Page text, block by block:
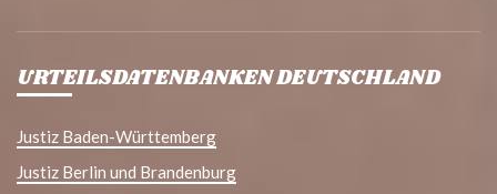
URTEILSDATENBANKEN DEUTSCHLAND
Justiz Baden-Württemberg
Justiz Berlin und Brandenburg